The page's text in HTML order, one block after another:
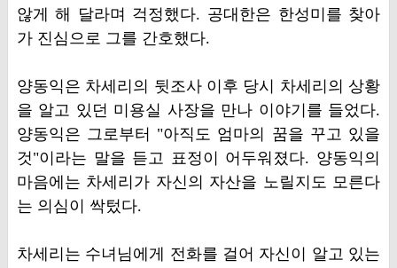
않게 해 달라며 걱정했다. 공대한은 한성미를 찾아
가 진심으로 그를 간호했다.
양동익은 차세리의 뒷조사 이후 당시 차세리의 상황
을 알고 있던 미용실 사장을 만나 이야기를 들었다.
양동익은 그로부터 "아직도 엄마의 꿈을 꾸고 있을
것"이라는 말을 듣고 표정이 어두워졌다. 양동익의
마음에는 차세리가 자신의 자산을 노릴지도 모른다
는 의심이 싹텄다.
차세리는 수녀님에게 전화를 걸어 자신이 알고 있는